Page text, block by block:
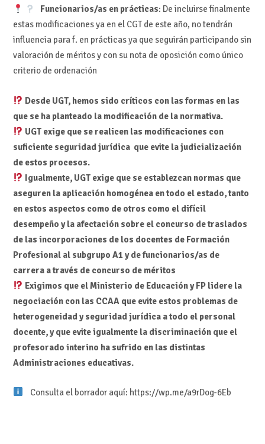
Funcionarios/as en prácticas: De incluirse finalmente
estas modificaciones ya en el CGT de este año, no tendrán
influencia para f. en prácticas ya que seguirán participando sin
valoración de méritos y con su nota de oposición como único
criterio de ordenación
Desde UGT, hemos sido críticos con las formas en las
que se ha planteado la modificación de la normativa.
UGT exige que se realicen las modificaciones con
suficiente seguridad jurídica que evite la judicialización
de estos procesos.
Igualmente, UGT exige que se establezcan normas que
aseguren la aplicación homogénea en todo el estado, tanto
en estos aspectos como de otros como el difícil
desempeño y la afectación sobre el concurso de traslados
de las incorporaciones de los docentes de Formación
Profesional al subgrupo A1 y de funcionarios/as de
carrera a través de concurso de méritos
Exigimos que el Ministerio de Educación y FP lidere la
negociación con las CCAA que evite estos problemas de
heterogeneidad y seguridad jurídica a todo el personal
docente, y que evite igualmente la discriminación que el
profesorado interino ha sufrido en las distintas
Administraciones educativas.
Consulta el borrador aquí: https://wp.me/a9rDog-6Eb